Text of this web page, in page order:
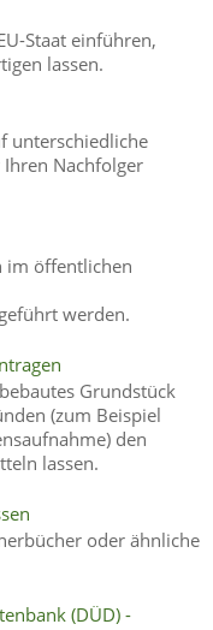
Staat einführen,
lassen.
unterschiedliche
Nachfolger
im öffentlichen
werden.
Grundstück
(zum Beispiel
den
lassen.
oder ähnliche
(DÜD) -